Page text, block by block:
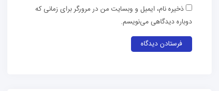
ذخیره نام، ایمیل و وبسایت من در مرورگر برای زمانی که
دوباره دیدگاهی می‌نویسم.